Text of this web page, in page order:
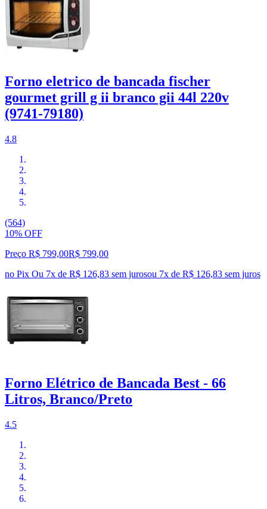
Forno eletrico de bancada fischer
gourmet grill g ii branco gii 44l 220v
(9741-79180)
4.8
(564)
10% OFF
Preço R$ 799,00R$ 799,00
no Pix Ou 7x de R$ 126,83 sem jurosou 7x de R$ 126,83 sem juros
Forno Elétrico de Bancada Best - 66
Litros, Branco/Preto
4.5